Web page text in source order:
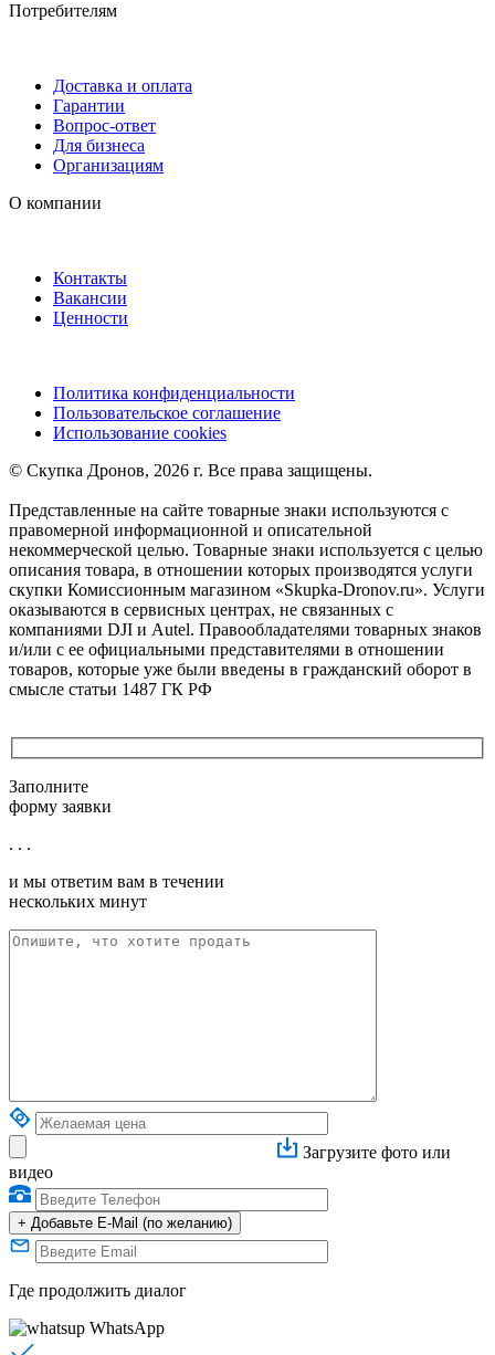
Потребителям
Доставка и оплата
Гарантии
Вопрос-ответ
Для бизнеса
Организациям
О компании
Контакты
Вакансии
Ценности
Политика конфиденциальности
Пользовательское соглашение
Использование cookies
©️ Скупка Дронов, 2026 г. Все права защищены.
Представленные на сайте товарные знаки используются с
правомерной информационной и описательной
некоммерческой целью. Товарные знаки используется с целью
описания товара, в отношении которых производятся услуги
скупки Комиссионным магазином «Skupka-Dronov.ru». Услуги
оказываются в сервисных центрах, не связанных с
компаниями DJI и Autel. Правообладателями товарных знаков
и/или с ее официальными представителями в отношении
товаров, которые уже были введены в гражданский оборот в
смысле статьи 1487 ГК РФ
Заполните
форму заявки
. . .
и мы ответим вам в течении
нескольких минут
Загрузите фото или
видео
+ Добавьте E-Mail (по желанию)
Где продолжить диалог
WhatsApp